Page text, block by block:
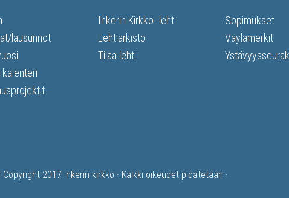
lausunnot
kalenteri
Inkerin Kirkko -lehti
Lehtiarkisto
Tilaa lehti
Sopimukset
Väylämerkit
2017 Inkerin kirkko · Kaikki oikeudet pidätetään ·